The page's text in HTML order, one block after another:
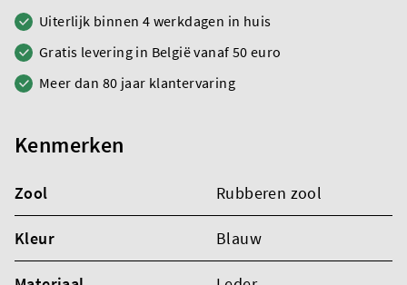
Uiterlijk binnen 4 werkdagen in huis
Gratis levering in België vanaf 50 euro
Meer dan 80 jaar klantervaring
Kenmerken
Zool Rubberen zool
Kleur Blauw